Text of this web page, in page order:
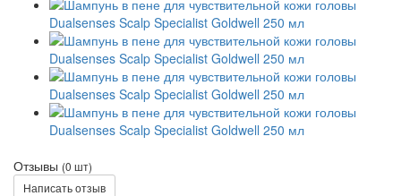
Отзывы (0 шт)
Написать отзыв